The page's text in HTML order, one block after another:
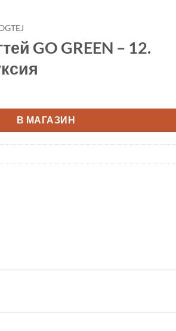
GO GREEN – 12.
В МАГАЗИН